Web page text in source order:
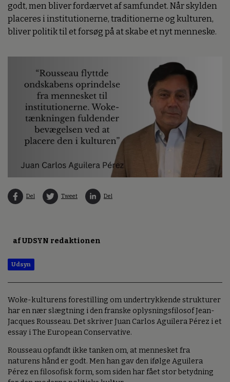
godt, men bliver fordærvet af samfundet. Når skylden
placeres i institutionerne, traditionerne og kulturen,
bliver politik til et forsøg på at skabe et nyt menneske.
Del Tweet Del
af UDSYN redaktionen
Udsyn
Woke-kulturens forestilling om undertrykkende strukturer
har en nær slægtning i den franske oplysningsfilosof Jean-
Jacques Rousseau. Det skriver Juan Carlos Aguilera Pérez i et
essay i The European Conservative.
Rousseau opfandt ikke tanken om, at mennesket fra
naturens hånd er godt. Men han gav den ifølge Aguilera
Pérez en filosofisk form, som siden har fået stor betydning